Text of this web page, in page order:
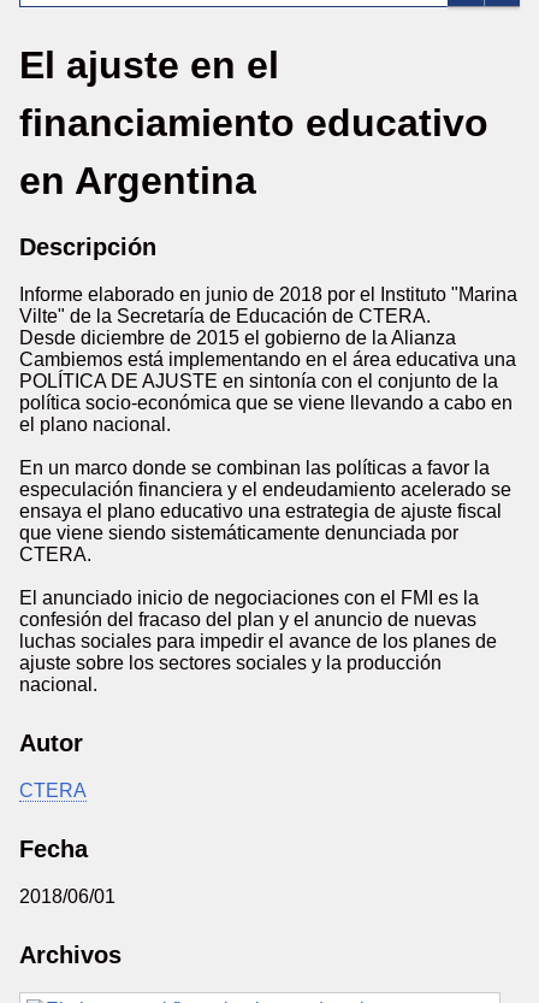
El ajuste en el
financiamiento educativo
en Argentina
Descripción
Informe elaborado en junio de 2018 por el Instituto "Marina
Vilte" de la Secretaría de Educación de CTERA.
Desde diciembre de 2015 el gobierno de la Alianza
Cambiemos está implementando en el área educativa una
POLÍTICA DE AJUSTE en sintonía con el conjunto de la
política socio-económica que se viene llevando a cabo en
el plano nacional.
En un marco donde se combinan las políticas a favor la
especulación financiera y el endeudamiento acelerado se
ensaya el plano educativo una estrategia de ajuste fiscal
que viene siendo sistemáticamente denunciada por
CTERA.
El anunciado inicio de negociaciones con el FMI es la
confesión del fracaso del plan y el anuncio de nuevas
luchas sociales para impedir el avance de los planes de
ajuste sobre los sectores sociales y la producción
nacional.
Autor
CTERA
Fecha
2018/06/01
Archivos